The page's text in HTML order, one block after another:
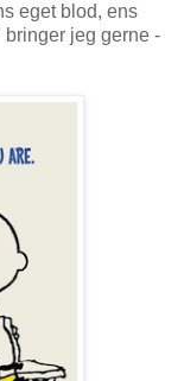
eget blod, ens
bringer jeg gerne -